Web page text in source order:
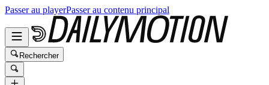
Passer au playerPasser au contenu principal
Rechercher